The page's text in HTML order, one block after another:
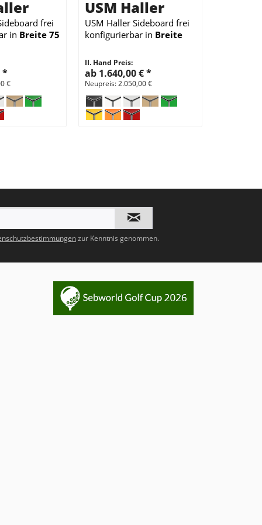
frei
in Breite 75
*
€
USM Haller
USM Haller Sideboard frei
konfigurierbar in Breite
II. Hand Preis:
ab 1.640,00 €*
Neupreis: 2.050,00 €
zur Kenntnis genommen.